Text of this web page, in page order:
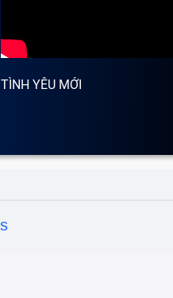
TÌNH YÊU MỚI